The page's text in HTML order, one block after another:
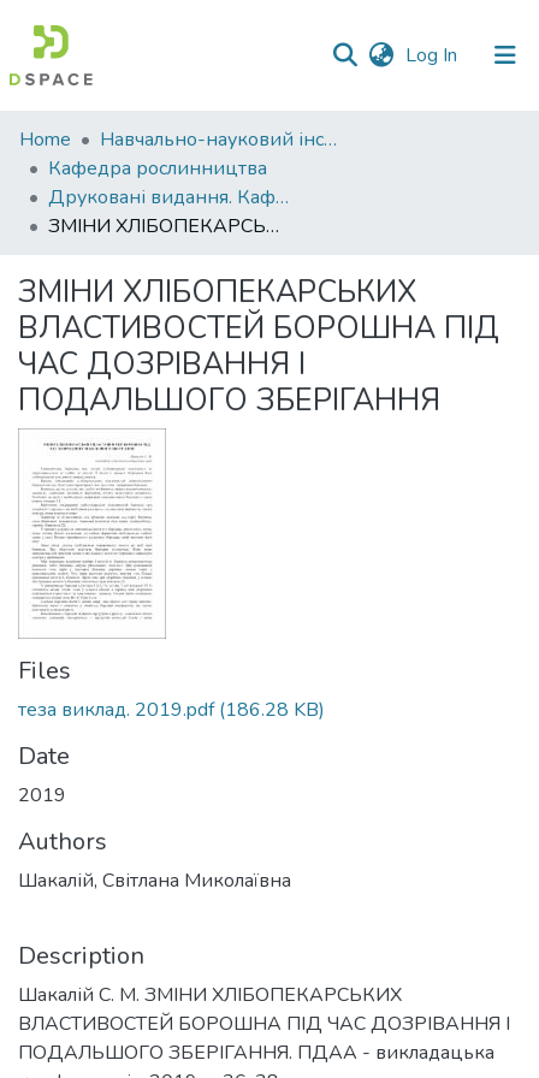
Log In (current)
Communities
&
Collections
All of DSpace
Statistics
Home
Навчально-науковий інститут агротехнологій, селекції та екології
Кафедра рослинництва
Друковані видання. Кафедра рослинництва
ЗМІНИ ХЛІБОПЕКАРСЬКИХ ВЛАСТИВОСТЕЙ БОРОШНА ПІД ЧАС ДОЗРІВАННЯ І ПОДАЛЬШОГО ЗБЕРІГАННЯ
ЗМІНИ ХЛІБОПЕКАРСЬКИХ
ВЛАСТИВОСТЕЙ БОРОШНА ПІД
ЧАС ДОЗРІВАННЯ І
ПОДАЛЬШОГО ЗБЕРІГАННЯ
Files
теза виклад. 2019.pdf(186.28 KB)
Date
2019
Authors
Шакалій, Світлана Миколаївна
Description
Шакалій С. М. ЗМІНИ ХЛІБОПЕКАРСЬКИХ
ВЛАСТИВОСТЕЙ БОРОШНА ПІД ЧАС ДОЗРІВАННЯ І
ПОДАЛЬШОГО ЗБЕРІГАННЯ. ПДАА - викладацька